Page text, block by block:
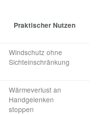
Praktischer Nutzen
Windschutz ohne
Sichteinschränkung
Wärmeverlust an
Handgelenken
stoppen